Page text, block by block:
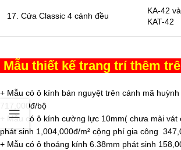
17. Cửa Classic 4 cánh đều
KA-42 và
KAT-42
Mẫu thiết kế trang trí thêm
+ Mẫu có ô kính bán nguyệt trên cánh mã
717,000đ/bộ
+ Mẫu có ô kính cường lực 10mm( chưa mài vát
phát sinh 1,004,000đ/m² cộng phí gia công
+ Mẫu có ô thoáng kính 6.38mm phát sinh